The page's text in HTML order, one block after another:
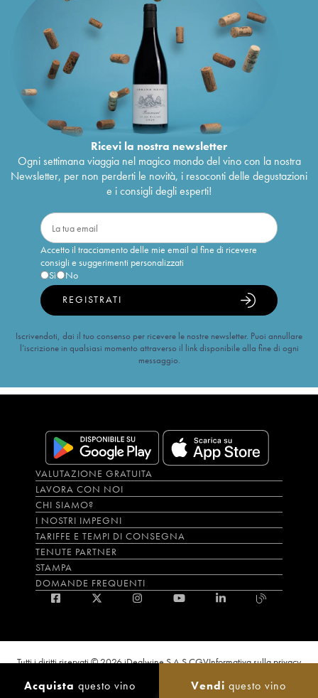
Acquista questo vino Vendi questo vino
Ricevi la nostra newsletter
Ogni settimana viaggia nel magico mondo del vino con la nostra
Newsletter, per non perderti le novità, i resoconti delle degustazioni
e i consigli degli esperti!
Accetto il tracciamento delle mie email al fine di ricevere
consigli e suggerimenti personalizzati
Sì
No
REGISTRATI
Iscrivendoti, dai il tuo consenso per ricevere le nostre newsletter. Puoi annullare
l’iscrizione in qualsiasi momento attraverso il link disponibile alla fine di ogni
messaggio.
VALUTAZIONE GRATUITA
LAVORA CON NOI
CHI SIAMO?
I NOSTRI IMPEGNI
TARIFFE E TEMPI DI CONSEGNA
TENUTE PARTNER
STAMPA
DOMANDE FREQUENTI
Tutti i diritti riservati © 2026 iDealwine S.A.S.CGVInformativa sulla privacy
sito e dei servizi annessi è riservato solo agli utenti maggiorenni.